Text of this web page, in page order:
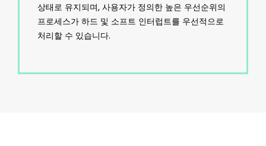
상태로 유지되며, 사용자가 정의한 높은 우선순위의
프로세스가 하드 및 소프트 인터럽트를 우선적으로
처리할 수 있습니다.